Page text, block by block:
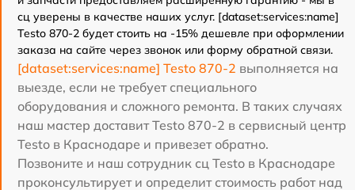
сц уверены в качестве наших услуг. [dataset:services:name]
Testo 870-2 будет стоить на -15% дешевле при оформлении
заказа на сайте через звонок или форму обратной связи.
[dataset:services:name] Testo 870-2 выполняется на
выезде, если не требует специального
оборудования и сложного ремонта. В таких случаях
наш мастер доставит Testo 870-2 в сервисный центр
Testo в Краснодаре и привезет обратно.
Позвоните и наш сотрудник сц Testo в Краснодаре
проконсультирует и определит стоимость работ над